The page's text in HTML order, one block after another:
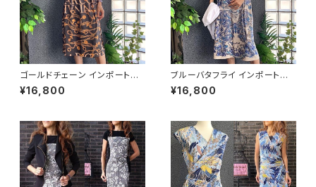
ゴールドチェーン インポートワ
ンピース｜ストレッチジャージ
七分袖ワンピース｜ブラック
¥16,800
ブルーバタフライ インポートワ
ンピース｜ストレッチジャージミ
モレ・ミディ丈ワンピース｜ブル
¥16,800